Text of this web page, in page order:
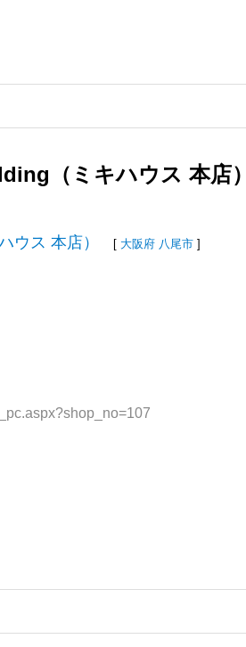
（ミキハウス 本店）
ウス 本店） [ 大阪府 八尾市 ]